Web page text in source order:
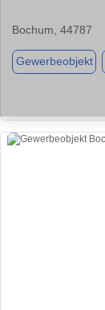
Bochum, 44787
Gewerbeobjekt